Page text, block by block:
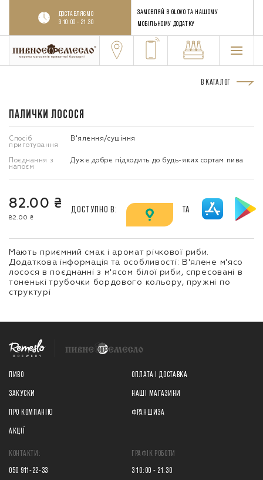
ДОСТАВЛЯЄМО
З 10:00 - 21.30
ЗАМОВЛЯЙ В GLOVO ТА НАШОМУ
МОБІЛЬНОМУ ДОДАТКУ
В КАТАЛОГ
ПАЛИЧКИ ЛОСОСЯ
Спосіб
приготування
В'ялення/сушіння
Поєднання з
напоєм
Дуже добре підходить до будь-яких сортам пива
82.00 ₴
82.00 ₴
ДОСТУПНО В: ТА
Мають приємний смак і аромат річкової риби.
Додаткова інформація та особливості: В'ялене м'ясо
лосося в поєднанні з м'ясом білої риби, спресовані в
тоненькі трубочки бордового кольору, пружні по
структурі
ГРАФІК РОБОТИ
З 10:00 - 21.30
КОНТАКТИ:
050 911-22-33
ПИВО
ЗАКУСКИ
ПРО КОМПАНІЮ
АКЦІЇ
ОПЛАТА І ДОСТАВКА
НАШІ МАГАЗИНИ
ФРАНШИЗА